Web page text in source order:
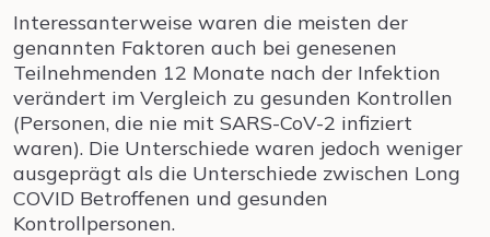
Interessanterweise waren die meisten der
genannten Faktoren auch bei genesenen
Teilnehmenden 12 Monate nach der Infektion
verändert im Vergleich zu gesunden Kontrollen
(Personen, die nie mit SARS-CoV-2 infiziert
waren). Die Unterschiede waren jedoch weniger
ausgeprägt als die Unterschiede zwischen Long
COVID Betroffenen und gesunden
Kontrollpersonen.